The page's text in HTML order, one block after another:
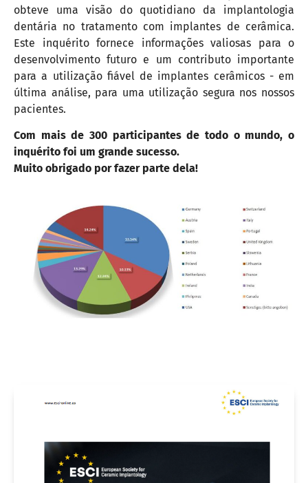
obteve uma visão do quotidiano da implantologia
dentária no tratamento com implantes de cerâmica.
Este inquérito fornece informações valiosas para o
desenvolvimento futuro e um contributo importante
para a utilização fiável de implantes cerâmicos - em
última análise, para uma utilização segura nos nossos
pacientes.
Com mais de 300 participantes de todo o mundo, o
inquérito foi um grande sucesso.
Muito obrigado por fazer parte dela!